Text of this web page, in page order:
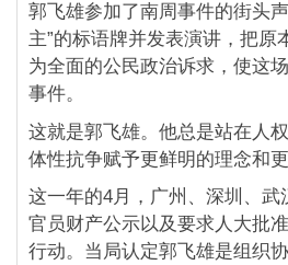
郭飞雄参加了南周事件的街头
主”的标语牌并发表演讲，把
为全面的公民政治诉求，使这
事件。
这就是郭飞雄。他总是站在人
体性抗争赋予更鲜明的理念和
这一年的4月，广州、深圳、
官员财产公示以及要求人大批
行动。当局认定郭飞雄是组织